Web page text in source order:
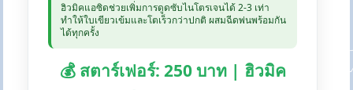
ฮิวมิคแอซิดช่วยเพิ่มการดูดซับไนโตรเจนได้ 2-3 เท่า
ทำให้ใบเขียวเข้มและโตเร็วกว่าปกติ ผสมฉีดพ่นพร้อมกัน
ได้ทุกครั้ง
💰 สตาร์เฟอร์: 250 บาท | ฮิวมิค